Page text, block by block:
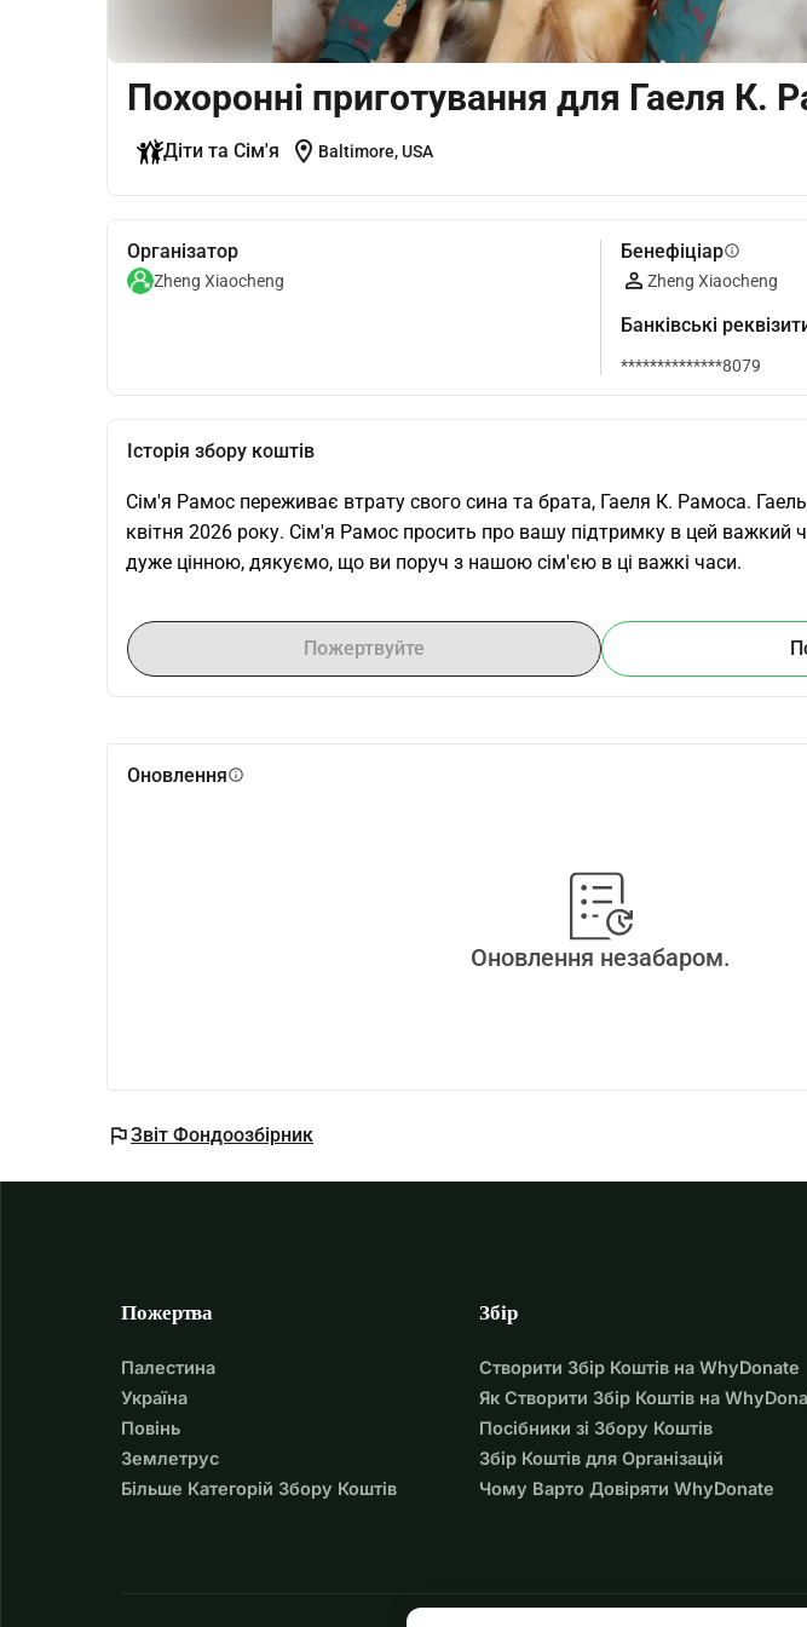
Похоронні приготування для Гаеля К.
Діти та Сім'я location_on Baltimore, USA
Організатор
Zheng Xiaocheng
Бенефіціарinfo
Zheng Xiaocheng
Банківські
**************8079
Історія збору коштів
Сім'я Рамос переживає втрату свого сина та брата, Гаеля К. Рамоса.
квітня 2026 року. Сім'я Рамос просить про вашу підтримку в цей важкий
дуже цінною, дякуємо, що ви поруч з нашою сім'єю в ці важкі часи.
Пожертвуйте
Оновленняinfo
Оновлення незабаром.
flagЗвіт Фондоозбірник
Пожертва
Палестина
Україна
Повінь
Землетрус
Більше Категорій Збору Коштів
Збір
Створити Збір Коштів на WhyDonate
Як Створити Збір Коштів на
Посібники зі Збору Коштів
Збір Коштів для Організацій
Чому Варто Довіряти WhyDonate